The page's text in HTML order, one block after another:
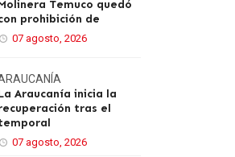
Temuco quedó
prohibición de
07 agosto, 2026
Araucanía inicia la
tras el
07 agosto, 2026